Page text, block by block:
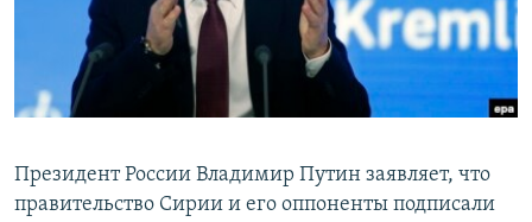
ПОБЕДИТЕЛЕЙ НЕ СУДЯТ?
КРЫМ.НЕПОКОРЕННЫЙ
ELIFBE
ПРИСОЕДИНЯЙТЕСЬ!
Все сайты RFE/RL
Президент России Владимир Путин заявляет, что
правительство Сирии и его оппоненты подписали